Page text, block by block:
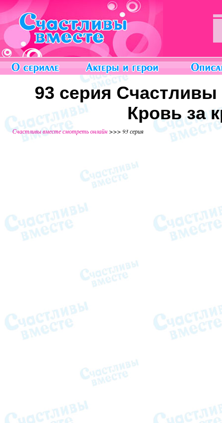
93 серия
Кровь за
Счастливы вместе смотреть онлайн>>> 93 серия